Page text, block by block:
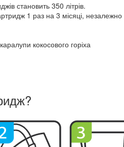
становить 350 літрів.
1 раз на 3 місяці, незалежно
кокосового горіха